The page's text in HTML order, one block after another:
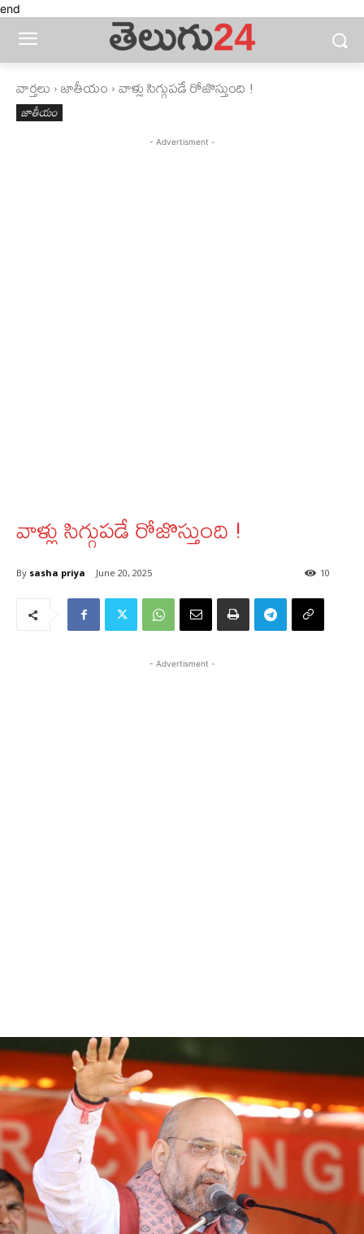
end
వార్తలు జాతీయం వాళ్లు సిగ్గుపడే రోజొస్తుంది !
జాతీయం
- Advertisment -
వాళ్లు సిగ్గుపడే రోజొస్తుంది !
By sasha priya June 20, 2025 10
- Advertisment -